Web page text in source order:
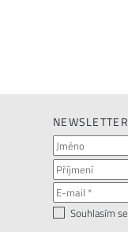
NEWSLETTER
Souhlasím se